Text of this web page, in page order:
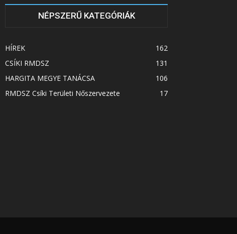
NÉPSZERŰ KATEGÓRIÁK
HÍREK
162
CSÍKI RMDSZ
131
HARGITA MEGYE TANÁCSA
106
RMDSZ Csíki Területi Nőszervezete
17